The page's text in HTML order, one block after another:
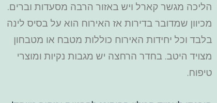
הליכה מגשר קארל ויש באזור הרבה מסעדות וברים.
מכיוון שמדובר בדירות אז האירוח הוא על בסיס לינה
בלבד וכל יחידות האירוח כוללות מטבח או מטבחון
מצויד היטב. בחדר הרחצה יש מגבות נקיות ומוצרי
טיפוח.